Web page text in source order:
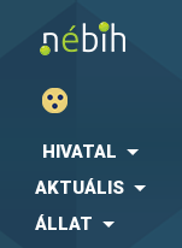
HIVATAL
AKTUÁLIS
ÁLLAT